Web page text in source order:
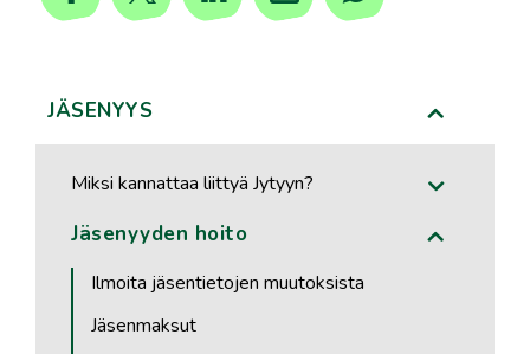
JÄSENYYS
Miksi kannattaa liittyä Jytyyn?
Jäsenyyden hoito
Ilmoita jäsentietojen muutoksista
Jäsenmaksut